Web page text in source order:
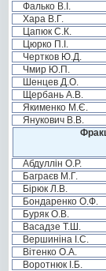
Фалько В.І.
Хара В.Г.
Цапюк С.К.
Цюрко П.І.
Чертков Ю.Д.
Чмир Ю.П.
Шенцев Д.О.
Щербань А.В.
Якименко М.Є.
Янукович В.В.
Абдуллін О.Р.
Баграєв М.Г.
Бірюк Л.В.
Бондаренко О.Ф.
Буряк О.В.
Васадзе Т.Ш.
Вершиніна І.С.
Вітенко О.А.
Воротнюк І.Б.